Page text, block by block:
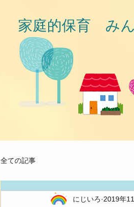
家庭的保育 み
全ての記事
にじいろ 2019年